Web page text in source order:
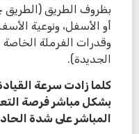
بظروف الطريق (الطريق
أو الأسفل، ونوعية
وقدرات الفرملة
الجديدة).
كلما زادت سرعة
بشكل مباشر فرصة
المباشر على شدة